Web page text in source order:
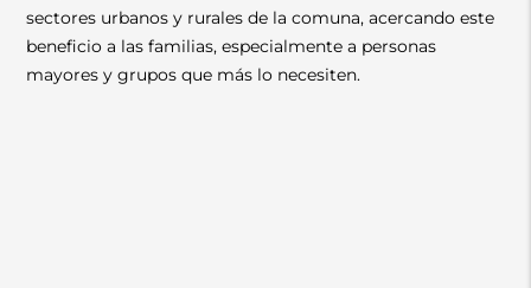
sectores urbanos y rurales de la comuna, acercando este
beneficio a las familias, especialmente a personas
mayores y grupos que más lo necesiten.